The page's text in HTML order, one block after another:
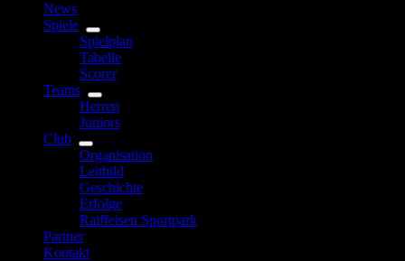
News
Spiele
Spielplan
Tabelle
Scorer
Teams
Herren
Juniors
Club
Organisation
Leitbild
Geschichte
Erfolge
Raiffeisen Sportpark
Partner
Kontakt